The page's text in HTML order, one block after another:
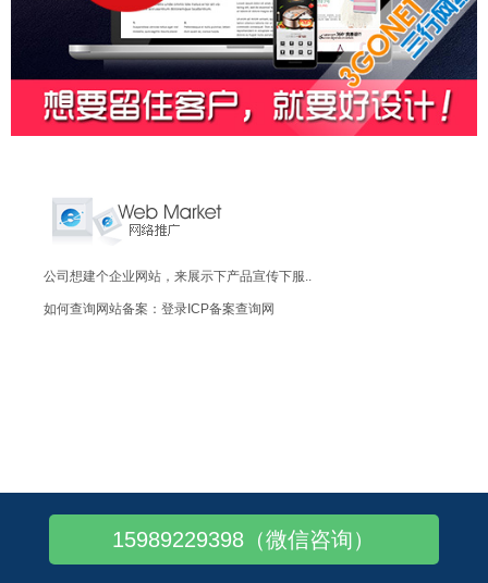
公司想建个企业网站，来展示下产品宣传下服..
如何查询网站备案：登录ICP备案查询网
15989229398（微信咨询）